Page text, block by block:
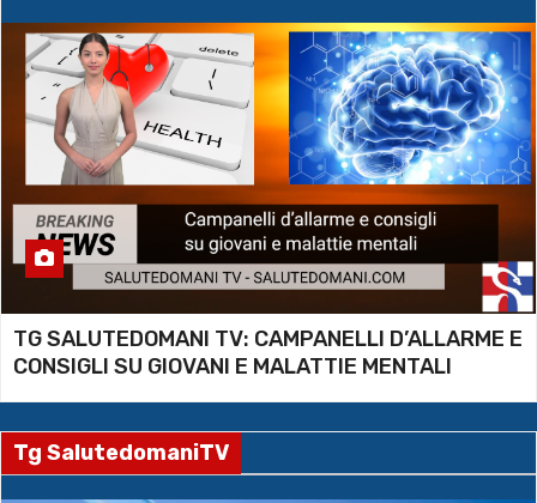
TG SALUTEDOMANI TV: CAMPANELLI D’ALLARME E
CONSIGLI SU GIOVANI E MALATTIE MENTALI
Tg SalutedomaniTV